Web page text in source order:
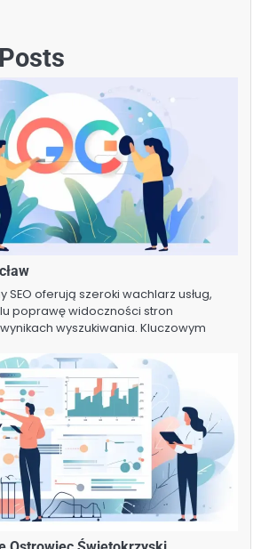
SEO oferują szeroki wachlarz usług,
poprawę widoczności stron
wyszukiwania. Kluczowym